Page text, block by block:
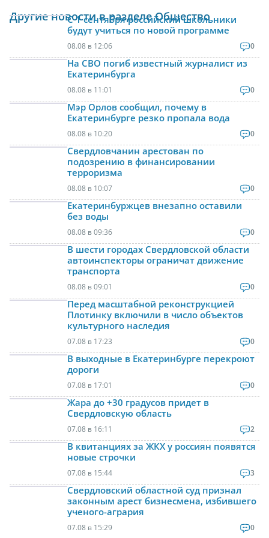
Другие новости в разделе Общество
С 1 сентября российский школьники
будут учиться по новой программе
08.08 в 12:06 0
На СВО погиб известный журналист из
Екатеринбурга
08.08 в 11:01 0
Мэр Орлов сообщил, почему в
Екатеринбурге резко пропала вода
08.08 в 10:20 0
Свердловчанин арестован по
подозрению в финансировании
терроризма
08.08 в 10:07 0
Екатеринбуржцев внезапно оставили
без воды
08.08 в 09:36 0
В шести городах Свердловской области
автоинспекторы ограничат движение
транспорта
08.08 в 09:01 0
Перед масштабной реконструкцией
Плотинку включили в число объектов
культурного наследия
07.08 в 17:23 0
В выходные в Екатеринбурге перекроют
дороги
07.08 в 17:01 0
Жара до +30 градусов придет в
Свердловскую область
07.08 в 16:11 2
В квитанциях за ЖКХ у россиян появятся
новые строчки
07.08 в 15:44 3
Свердловский областной суд признал
законным арест бизнесмена, избившего
ученого-агрария
07.08 в 15:29 0